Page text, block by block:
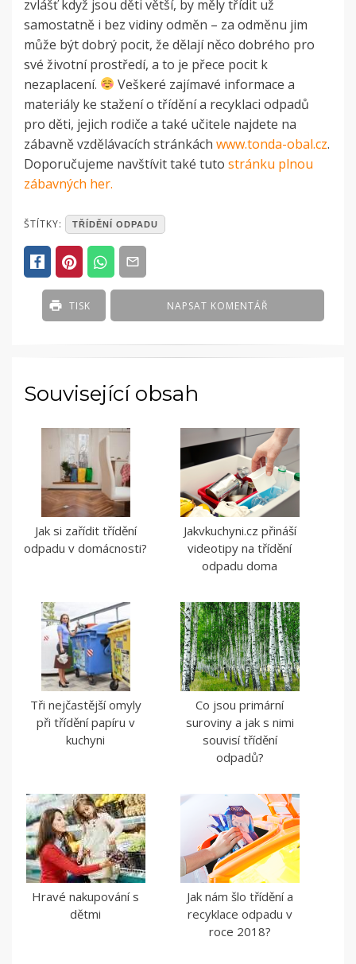
zvlášť když jsou děti větší, by měly třídit už
samostatně i bez vidiny odměn – za odměnu jim
může být dobrý pocit, že dělají něco dobrého pro
své životní prostředí, a to je přece pocit k
nezaplacení.
Veškeré zajímavé informace a
materiály ke stažení o třídění a recyklaci odpadů
pro děti, jejich rodiče a také učitele najdete na
zábavně vzdělávacích stránkách www.tonda-obal.cz.
Doporučujeme navštívit také tuto stránku plnou
zábavných her.
POSTED
ČLÁNKY
ŠTÍTKY: TŘÍDĚNÍ ODPADU
NAPSAT KOMENTÁŘ
TISK
Související obsah
Jak si zařídit třídění
odpadu v domácnosti?
Jakvkuchyni.cz přináší
videotipy na třídění
odpadu doma
Tři nejčastější omyly
při třídění papíru v
kuchyni
Co jsou primární
suroviny a jak s nimi
souvisí třídění
odpadů?
Hravé nakupování s
dětmi
Jak nám šlo třídění a
recyklace odpadu v
roce 2018?